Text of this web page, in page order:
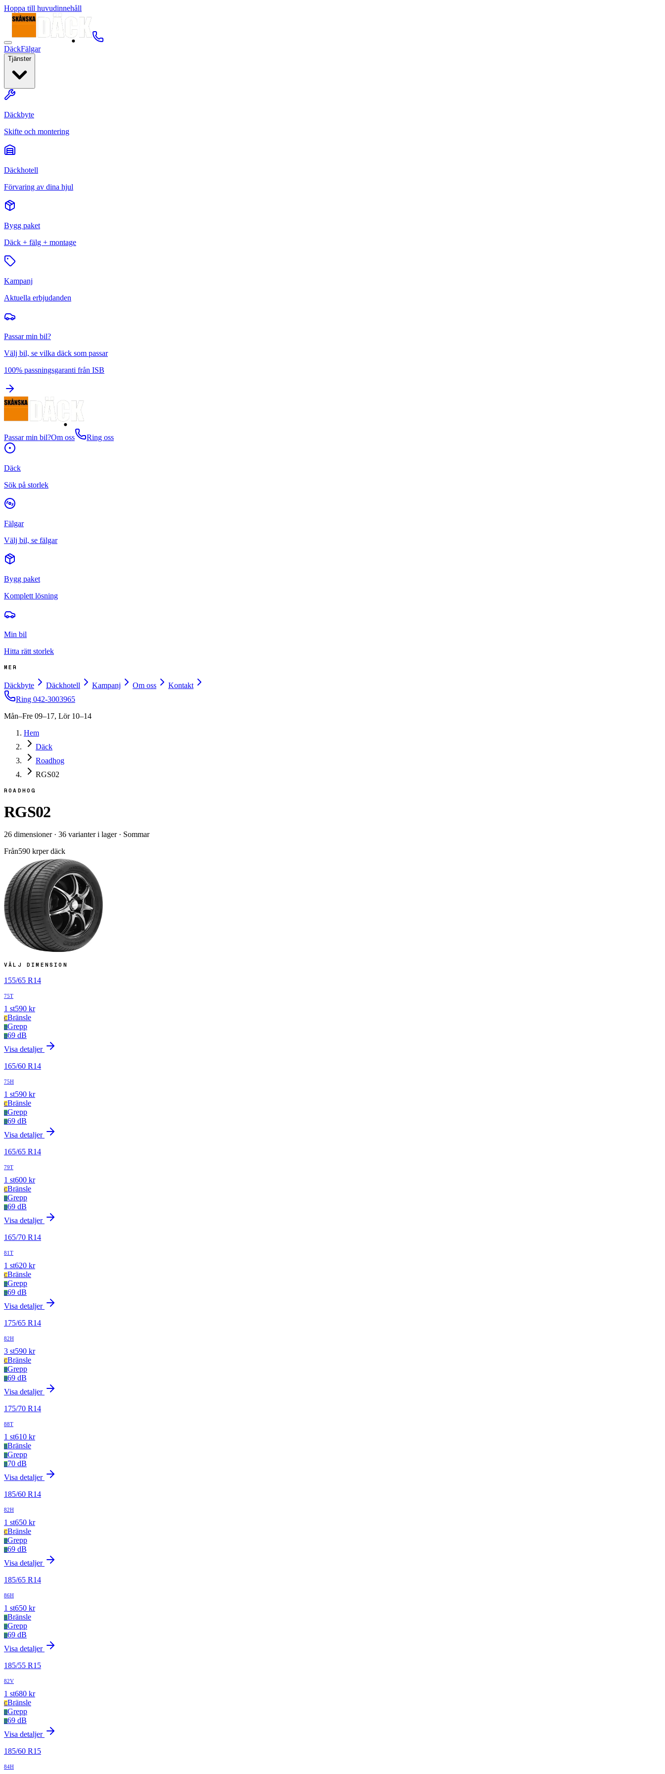
Hoppa till huvudinnehåll
DäckFälgar
Tjänster
Däckbyte
Skifte och montering
Däckhotell
Förvaring av dina hjul
Bygg paket
Däck + fälg + montage
Kampanj
Aktuella erbjudanden
Passar min bil?
Välj bil, se vilka däck som passar
100% passningsgaranti från ISB
Passar min bil?Om oss Ring oss
Däck
Sök på storlek
Fälgar
Välj bil, se fälgar
Bygg paket
Komplett lösning
Min bil
Hitta rätt storlek
MER
Däckbyte Däckhotell Kampanj Om oss
Kontakt
Ring 042-3003965
Mån–Fre 09–17, Lör 10–14
Hem
Däck
Roadhog
RGS02
ROADHOG
RGS02
26 dimensioner· 36 varianter i lager· Sommar
Från590 krper däck
VÄLJ DIMENSION
155/65 R14
75T
1 st590 kr
CBränsle
BGrepp
B69 dB
Visa detaljer
165/60 R14
75H
1 st590 kr
CBränsle
BGrepp
B69 dB
Visa detaljer
165/65 R14
79T
1 st600 kr
CBränsle
BGrepp
B69 dB
Visa detaljer
165/70 R14
81T
1 st620 kr
CBränsle
BGrepp
B69 dB
Visa detaljer
175/65 R14
82H
3 st590 kr
CBränsle
BGrepp
B69 dB
Visa detaljer
175/70 R14
88T
1 st610 kr
BBränsle
BGrepp
B70 dB
Visa detaljer
185/60 R14
82H
1 st650 kr
CBränsle
BGrepp
B69 dB
Visa detaljer
185/65 R14
86H
1 st650 kr
BBränsle
BGrepp
B69 dB
Visa detaljer
185/55 R15
82V
1 st680 kr
CBränsle
BGrepp
B69 dB
Visa detaljer
185/60 R15
84H